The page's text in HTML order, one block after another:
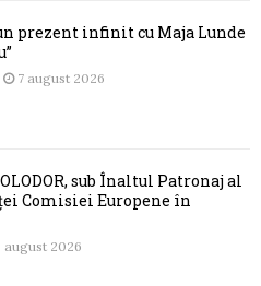
prezent infinit cu Maja Lunde
7 august 2026
sub Înaltul Patronaj al
Comisiei Europene în
august 2026